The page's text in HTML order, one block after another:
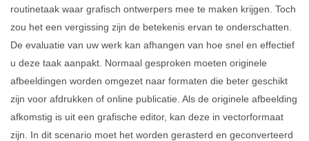
routinetaak waar grafisch ontwerpers mee te maken krijgen. Toch
zou het een vergissing zijn de betekenis ervan te onderschatten.
De evaluatie van uw werk kan afhangen van hoe snel en effectief
u deze taak aanpakt. Normaal gesproken moeten originele
afbeeldingen worden omgezet naar formaten die beter geschikt
zijn voor afdrukken of online publicatie. Als de originele afbeelding
afkomstig is uit een grafische editor, kan deze in vectorformaat
zijn. In dit scenario moet het worden gerasterd en geconverteerd